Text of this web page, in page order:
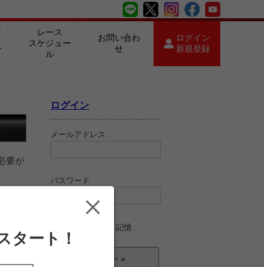
レース
スケジュー
ル
お問い合わ
せ
ログイン
新規登録
要が
ログイン
メールアドレス
パスワード
ログイン情報を記憶
タート！